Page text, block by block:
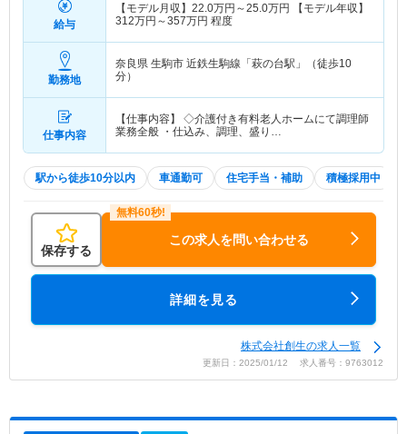
給与
【モデル月収】 22.0万円～25.0万円
【モデル年収】
312万円～357万円 程度
勤務地
奈良県 生駒市 近鉄生駒線「萩の台駅」（徒歩10
分）
仕事内容
【仕事内容】 ◇介護付き有料老人ホームにて調理師
業務全般 ・仕込み、調理、盛り…
駅から徒歩10分以内 車通勤可 住宅手当・補助 積極採用中
保存する
この求人を問い合わせる
詳細を見る
株式会社創生の求人一覧
更新日：2025/01/12 求人番号：9763012